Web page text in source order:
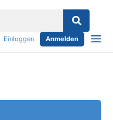
Einloggen Anmelden